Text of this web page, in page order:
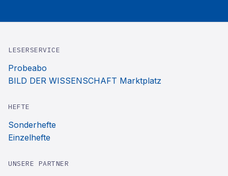
LESERSERVICE
Probeabo
BILD DER WISSENSCHAFT Marktplatz
HEFTE
Sonderhefte
Einzelhefte
UNSERE PARTNER